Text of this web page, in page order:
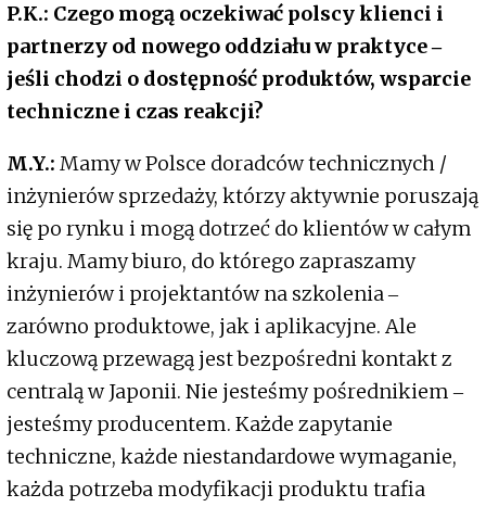
P.K.: Czego mogą oczekiwać polscy klienci i
partnerzy od nowego oddziału w praktyce ‒
jeśli chodzi o dostępność produktów, wsparcie
techniczne i czas reakcji?
M.Y.: Mamy w Polsce doradców technicznych /
inżynierów sprzedaży, którzy aktywnie poruszają
się po rynku i mogą dotrzeć do klientów w całym
kraju. Mamy biuro, do którego zapraszamy
inżynierów i projektantów na szkolenia ‒
zarówno produktowe, jak i aplikacyjne. Ale
kluczową przewagą jest bezpośredni kontakt z
centralą w Japonii. Nie jesteśmy pośrednikiem ‒
jesteśmy producentem. Każde zapytanie
techniczne, każde niestandardowe wymaganie,
każda potrzeba modyfikacji produktu trafia